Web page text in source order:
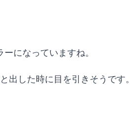
になっていますね。
出した時に目を引きそうです。